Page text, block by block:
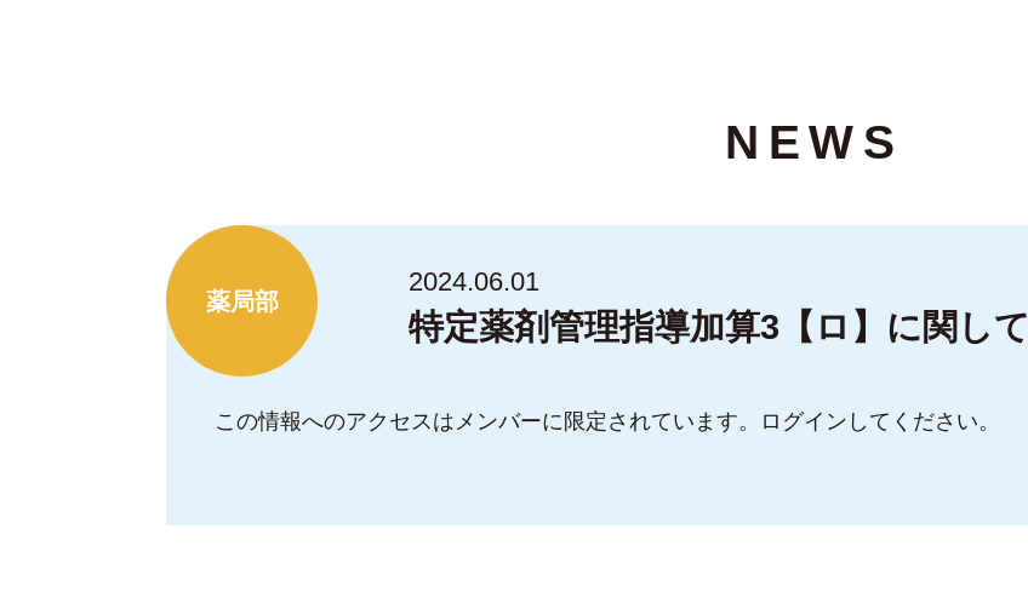
NEWS
薬局部
2024.06.01
特定薬剤管理指導加算3【ロ】に関して
この情報へのアクセスはメンバーに限定されています。ログインしてください。